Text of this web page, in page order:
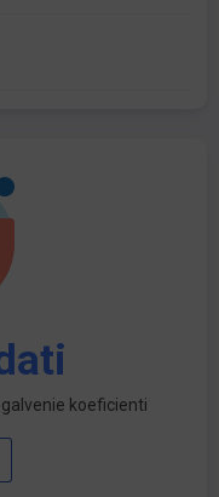
koeficienti